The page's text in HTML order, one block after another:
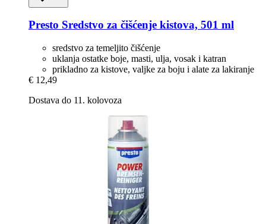
Presto Sredstvo za čišćenje kistova, 501 ml
sredstvo za temeljito čišćenje
uklanja ostatke boje, masti, ulja, vosak i katran
prikladno za kistove, valjke za boju i alate za lakiranje
€ 12,49
Dostava do 11. kolovoza